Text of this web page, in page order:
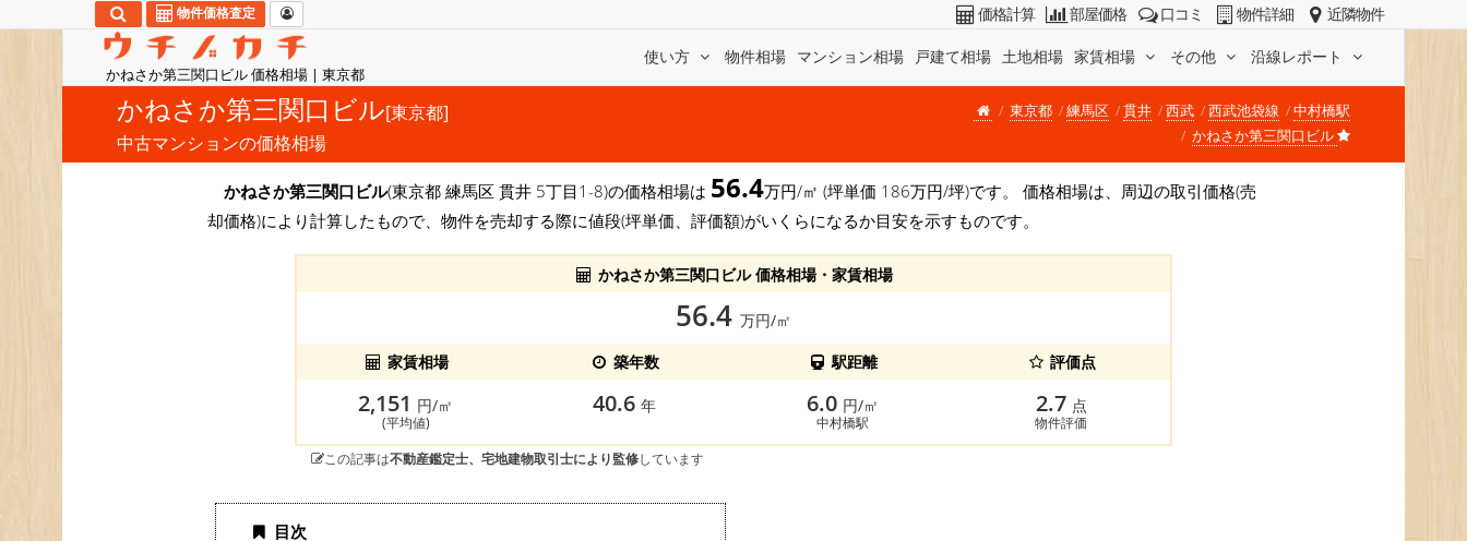
かねさか第三関口ビル 価格相場 | 東京都
使い方 物件相場 マンション相場 戸建て相場 土地相場 家賃相場 その他 沿線レポート
物件価格査定 価格計算 部屋価格 口コミ 物件詳細 近隣物件
かねさか第三関口ビル[東京都]
中古マンションの価格相場
東京都 練馬区 貫井 西武 西武池袋線
中村橋駅
かねさか第三関口ビル
かねさか第三関口ビル(東京都 練馬区 貫井 5丁目1-8)の価格相場は 56.4万円/㎡ (坪単価 186万円/坪)です。 価格相場は、周辺の取引価格(売
却価格)により計算したもので、物件を売却する際に値段(坪単価、評価額)がいくらになるか目安を示すものです。
かねさか第三関口ビル 価格相場・家賃相場
56.4 万円/㎡
家賃相場
築年数 駅距離 評価点
2,151 円/㎡
(平均値)
40.6 年 6.0 円/㎡
中村橋駅
2.7 点
物件評価
この記事は不動産鑑定士、宅地建物取引士により監修しています
目次